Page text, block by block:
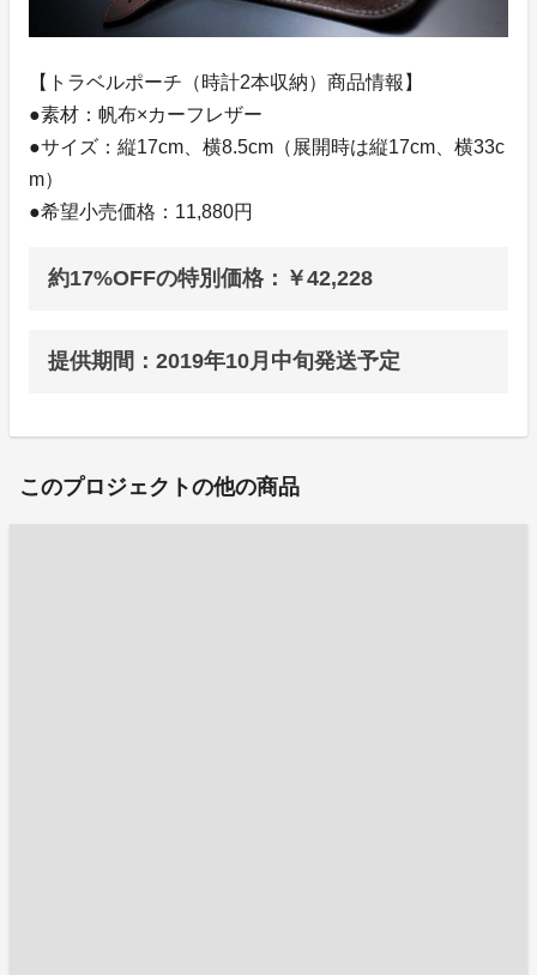
【トラベルポーチ（時計2本収納）商品情報】
●素材：帆布×カーフレザー
●サイズ：縦17cm、横8.5cm（展開時は縦17cm、横33c
m）
●希望小売価格：11,880円
約17%OFFの特別価格：￥42,228
提供期間：2019年10月中旬発送予定
このプロジェクトの他の商品